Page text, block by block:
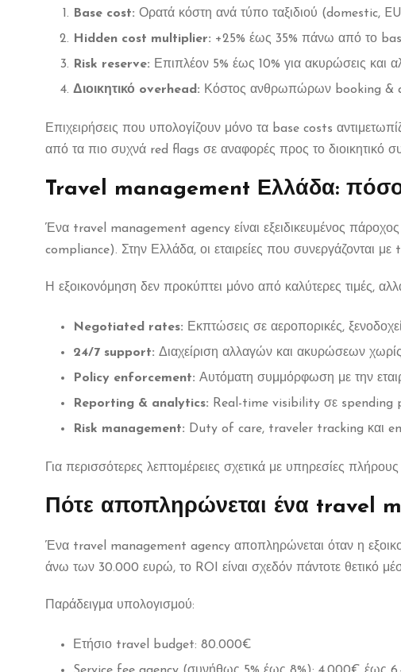
Base cost: Ορατά κόστη ανά τύπο ταξιδιού (domestic,
Hidden cost multiplier: +25% έως 35% πάνω από το
Risk reserve: Επιπλέον 5% έως 10% για ακυρώσεις και
Διοικητικό overhead: Κόστος ανθρωπώρων booking &
Επιχειρήσεις που υπολογίζουν μόνο τα base costs
από τα πιο συχνά red flags σε αναφορές προς το διοικητικό
Travel management Ελλάδα: πόσο
Ένα travel management agency είναι εξειδικευμένος πάροχος
compliance). Στην Ελλάδα, οι εταιρείες που συνεργάζονται
Η εξοικονόμηση δεν προκύπτει μόνο από καλύτερες τιμές,
Negotiated rates: Εκπτώσεις σε αεροπορικές,
24/7 support: Διαχείριση αλλαγών και ακυρώσεων
Policy enforcement: Αυτόματη συμμόρφωση με την
Reporting & analytics: Real-time visibility σε
Risk management: Duty of care, traveler tracking και
Για περισσότερες λεπτομέρειες σχετικά με υπηρεσίες
Πότε αποπληρώνεται ένα travel
Ένα travel management agency αποπληρώνεται όταν η
άνω των 30.000 ευρώ, το ROI είναι σχεδόν πάντοτε θετικό
Παράδειγμα υπολογισμού:
Ετήσιο travel budget: 80.000€